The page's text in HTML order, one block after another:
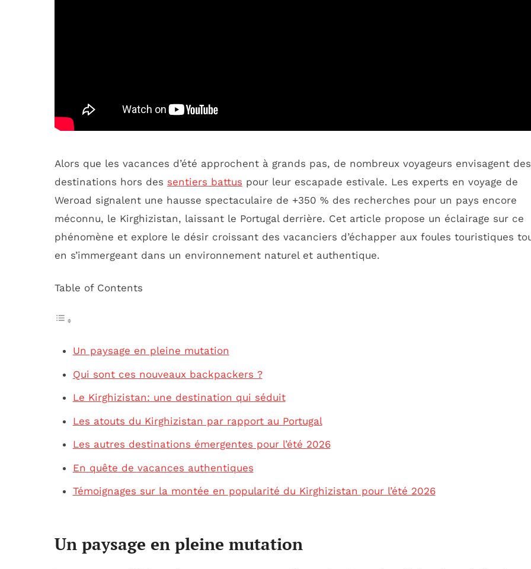
Alors que les vacances d’été approchent à grands pas, de nombreux voyageurs envisagent des
destinations hors des sentiers battus pour leur escapade estivale. Les experts en voyage de
Weroad signalent une hausse spectaculaire de +350 % des recherches pour un pays encore
méconnu, le Kirghizistan, laissant le Portugal derrière. Cet article propose un éclairage sur ce
phénomène et explore le désir croissant des vacanciers d’échapper aux foules touristiques
en s’immergeant dans un environnement naturel et authentique.
Table of Contents
Un paysage en pleine mutation
Qui sont ces nouveaux backpackers ?
Le Kirghizistan: une destination qui séduit
Les atouts du Kirghizistan par rapport au Portugal
Les autres destinations émergentes pour l’été 2026
En quête de vacances authentiques
Témoignages sur la montée en popularité du Kirghizistan pour l’été 2026
Un paysage en pleine mutation